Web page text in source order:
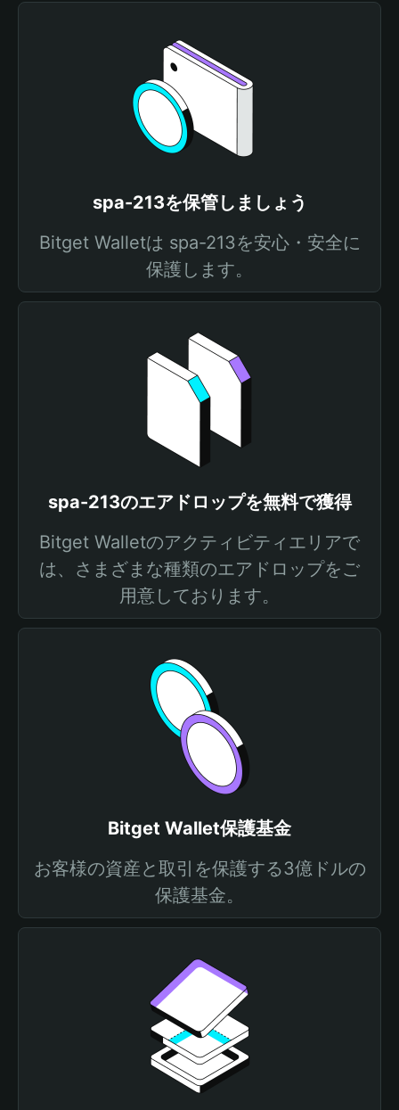
spa-213を保管しましょう
Bitget Walletは spa-213を安心・安全に
保護します。
spa-213のエアドロップを無料で獲得
Bitget Walletのアクティビティエリアで
は、さまざまな種類のエアドロップをご
用意しております。
Bitget Wallet保護基金
お客様の資産と取引を保護する3億ドルの
保護基金。